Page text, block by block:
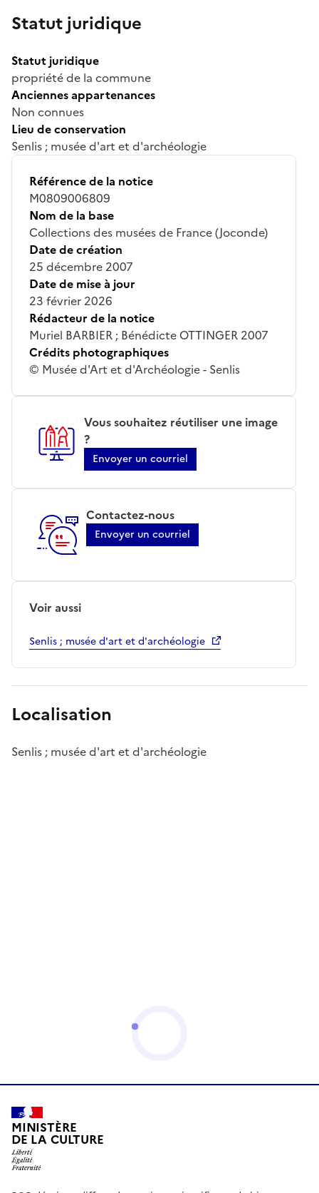
Statut juridique
Statut juridique
propriété de la commune
Anciennes appartenances
Non connues
Lieu de conservation
Senlis ; musée d'art et d'archéologie
Référence de la notice
M0809006809
Nom de la base
Collections des musées de France (Joconde)
Date de création
25 décembre 2007
Date de mise à jour
23 février 2026
Rédacteur de la notice
Muriel BARBIER ; Bénédicte OTTINGER 2007
Crédits photographiques
© Musée d'Art et d'Archéologie - Senlis
Vous souhaitez réutiliser une image
?
Envoyer un courriel
Contactez-nous
Envoyer un courriel
Voir aussi
Senlis ; musée d'art et d'archéologie
Localisation
Senlis ; musée d'art et d'archéologie
MINISTÈRE
DE LA CULTURE